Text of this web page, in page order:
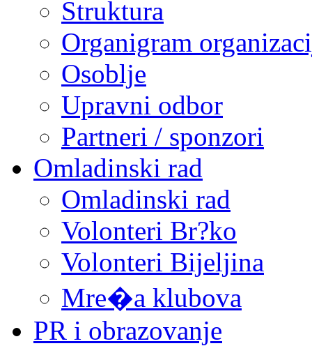
Struktura
Organigram
Osoblje
Upravni odbor
Partneri / sponzori
Omladinski rad
Omladinski rad
Volonteri Br?ko
Volonteri Bijeljina
Mre�a klubova
PR i obrazovanje